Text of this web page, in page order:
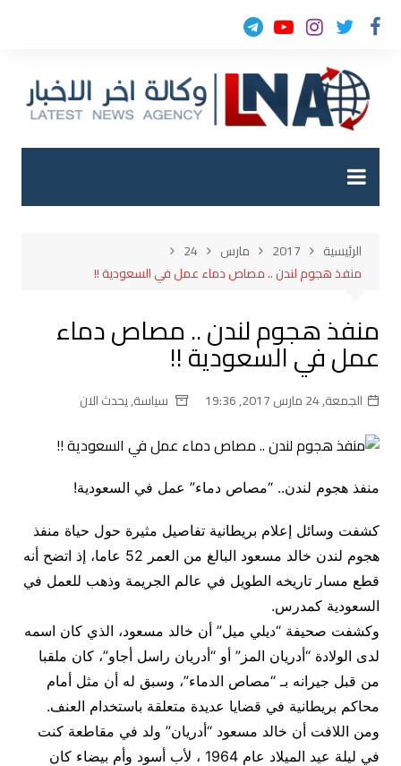
التجاوز
الرئيسية 2017 مارس
24
منفذ هجوم لندن .. مصاص دماء عمل في السعودية !!
منفذ هجوم لندن .. مصاص دماء
عمل في السعودية !!
الجمعة, 24 مارس 2017, 19:36 سياسة,يحدث الان
منفذ هجوم لندن.. “مصاص دماء” عمل في السعودية!
كشفت وسائل إعلام بريطانية تفاصيل مثيرة حول حياة منفذ
هجوم لندن خالد مسعود البالغ من العمر 52 عاما، إذ اتضح أنه
قطع مسار تاريخه الطويل في عالم الجريمة وذهب للعمل في
السعودية كمدرس.
وكشفت صحيفة “ديلي ميل” أن خالد مسعود، الذي كان اسمه
لدى الولادة “أدريان المز” أو “أدريان راسل أجاو”، كان ملقبا
من قبل جيرانه بـ “مصاص الدماء”، وسبق له أن مثل أمام
محاكم بريطانية في قضايا عديدة متعلقة باستخدام العنف.
ومن اللافت أن خالد مسعود “أدريان” ولد في مقاطعة كنت
في ليلة عيد الميلاد عام 1964 ، لأب أسود وأم بيضاء كان